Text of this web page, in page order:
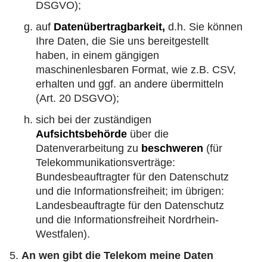
DSGVO);
auf Datenübertragbarkeit, d.h. Sie können
Ihre Daten, die Sie uns bereitgestellt
haben, in einem gängigen
maschinenlesbaren Format, wie z.B. CSV,
erhalten und ggf. an andere übermitteln
(Art. 20 DSGVO);
sich bei der zuständigen
Aufsichtsbehörde über die
Datenverarbeitung zu beschweren (für
Telekommunikationsverträge:
Bundesbeauftragter für den Datenschutz
und die Informationsfreiheit; im übrigen:
Landesbeauftragte für den Datenschutz
und die Informationsfreiheit Nordrhein-
Westfalen).
An wen gibt die Telekom meine Daten